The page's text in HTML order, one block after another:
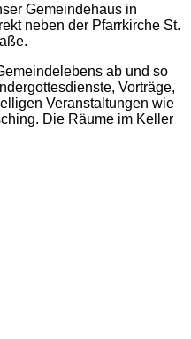
Gemeindehaus in
neben der Pfarrkirche St.
ab und so
Vorträge,
Veranstaltungen wie
Die Räume im Keller